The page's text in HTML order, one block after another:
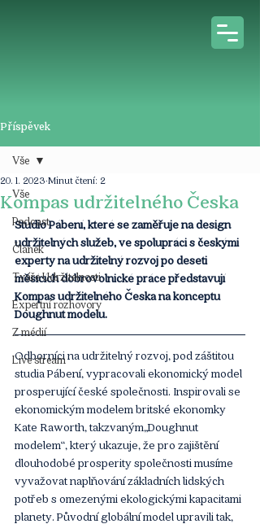
Příspěvek
Vše
Podcast
Článek
Tváře Udržitelnosti
Expertní rozhovory
Z médií
Live stream
Vše
Kompas udržitelného Česka
20. 1. 2023 Minut čtení: 2
Studio Pábení, které se zaměřuje na design
udržitelných služeb, ve spolupráci s českými
experty na udržitelný rozvoj po deseti
měsících dobrovolnické práce představují
Kompas udržitelného Česka na konceptu
Doughnut modelu.
Odborníci na udržitelný rozvoj, pod záštitou
studia Pábení, vypracovali ekonomický model
prosperující české společnosti. Inspirovali se
ekonomickým modelem britské ekonomky
Kate Raworth, takzvaným„Doughnut
modelem“, který ukazuje, že pro zajištění
dlouhodobé prosperity společnosti musíme
vyvažovat naplňování základních lidských
potřeb s omezenými ekologickými kapacitami
planety. Původní globální model upravili tak,